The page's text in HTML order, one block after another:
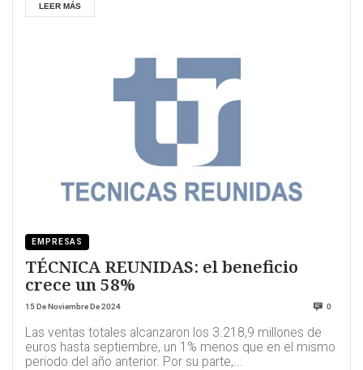
LEER MÁS
EMPRESAS
TÉCNICA REUNIDAS: el beneficio
crece un 58%
15 De Noviembre De 2024 0
Las ventas totales alcanzaron los 3.218,9 millones de
euros hasta septiembre, un 1% menos que en el mismo
periodo del año anterior. Por su parte,...